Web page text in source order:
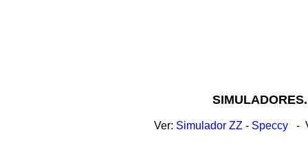
Ver: Simulador ZZ - Speccy -